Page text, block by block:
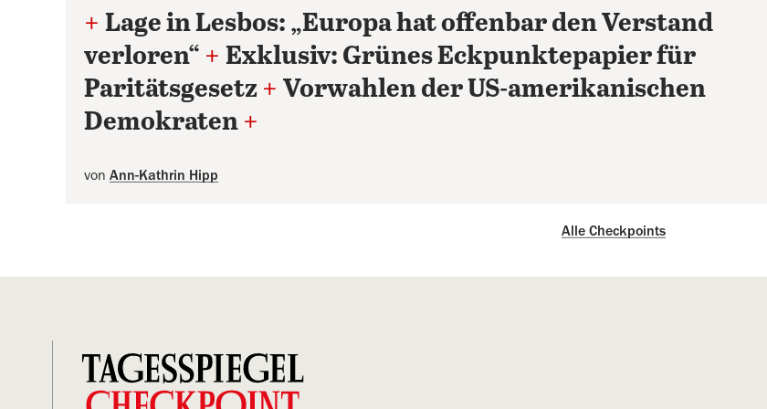
+ Lage in Lesbos: „Europa hat offenbar den Verstand
verloren“ + Exklusiv: Grünes Eckpunktepapier für
Paritätsgesetz + Vorwahlen der US-amerikanischen
Demokraten +
von Ann-Kathrin Hipp
Alle Checkpoints